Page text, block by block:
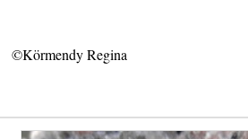
©Körmendy Regina